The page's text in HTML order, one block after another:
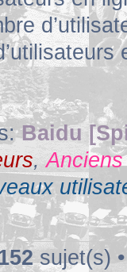
Baidu
,
sujet(s)